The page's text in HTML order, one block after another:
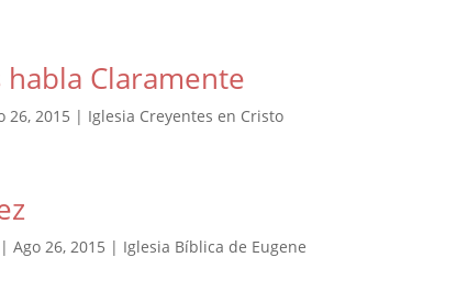
habla Claramente
26, 2015 | Iglesia Creyentes en Cristo
| Ago 26, 2015 | Iglesia Bíblica de Eugene